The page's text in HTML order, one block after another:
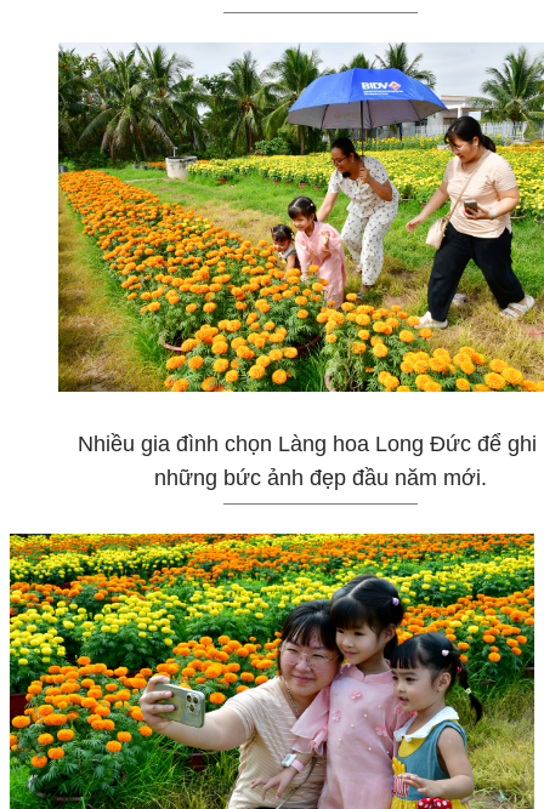
Nhiều gia đình chọn Làng hoa Long Đức để ghi
những bức ảnh đẹp đầu năm mới.